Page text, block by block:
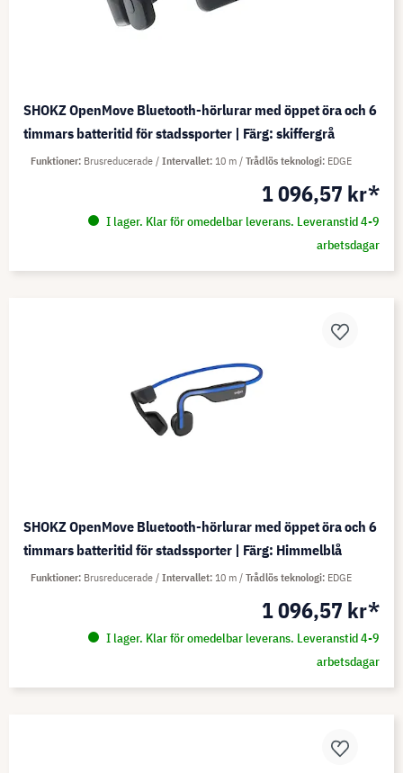
SHOKZ OpenMove Bluetooth-hörlurar med öppet öra och 6
timmars batteritid för stadssporter | Färg: skiffergrå
1 096,57 kr*
I lager. Klar för omedelbar leverans. Leveranstid 4-9
arbetsdagar
Funktioner Brusreducerade Intervallet 10 m Trådlös teknologi EDGE
SHOKZ OpenMove Bluetooth-hörlurar med öppet öra och 6
timmars batteritid för stadssporter | Färg: Himmelblå
1 096,57 kr*
I lager. Klar för omedelbar leverans. Leveranstid 4-9
arbetsdagar
Funktioner Brusreducerade Intervallet 10 m Trådlös teknologi EDGE